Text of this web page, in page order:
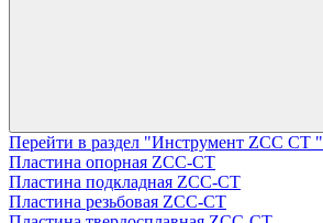
Перейти в раздел "Инструмент ZCС CT "
Пластина опорная ZCC-CT
Пластина подкладная ZCC-CT
Пластина резьбовая ZCC-CT